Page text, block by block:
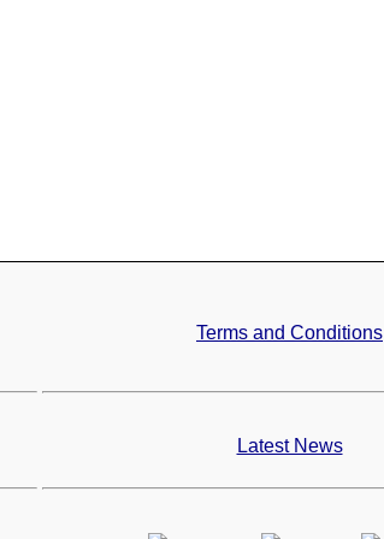
Terms and Conditions
Latest News